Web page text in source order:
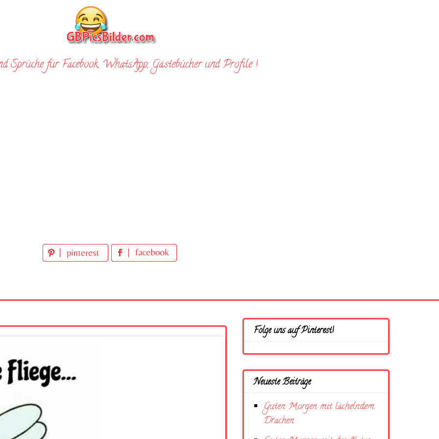
Sprüche für Facebook, WhatsApp, Gästebücher und Profile !
Folge uns auf Pinterest!
Neueste Beiträge
Guten Morgen mit lächelndem
Drachen